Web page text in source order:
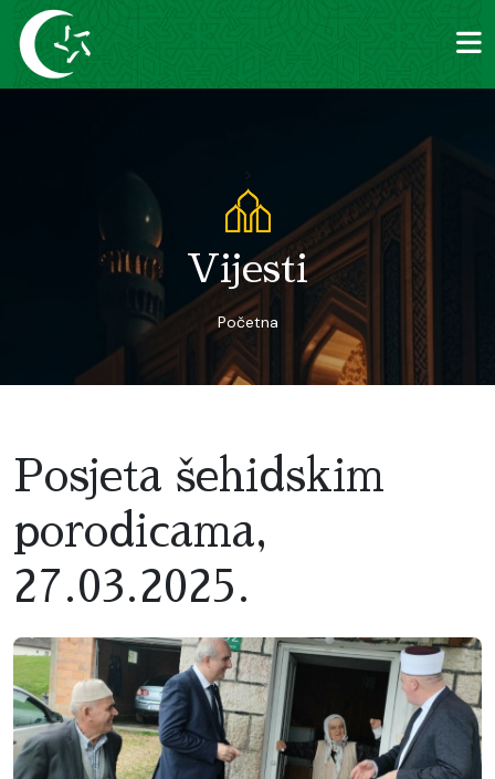
Vijesti
Početna
Posjeta šehidskim
porodicama,
27.03.2025.